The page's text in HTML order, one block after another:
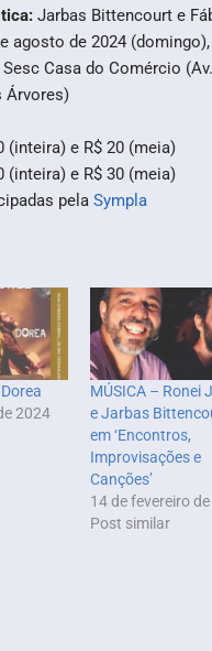
Jarbas Bittencourt e
agosto de 2024
Casa do Comércio
Árvores)
(inteira) e R$ 20 (meia)
(inteira) e R$ 30 (meia)
pela Sympla
2024
MÚSICA – Ronei
e Jarbas
em ‘Encontros,
Improvisações e
Canções’
14 de fevereiro
Post similar